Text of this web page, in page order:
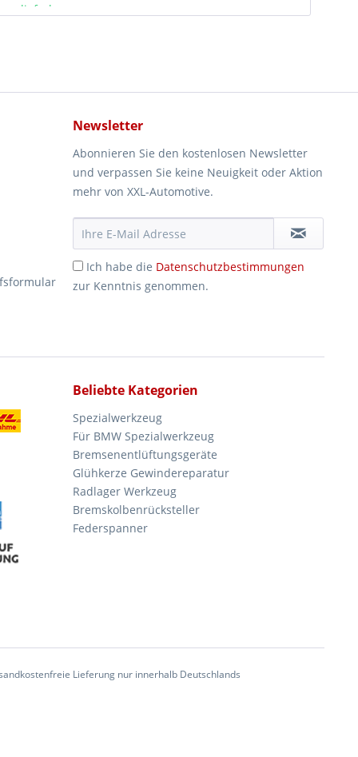
lieferbar
Newsletter
Abonnieren Sie den kostenlosen Newsletter
und verpassen Sie keine Neuigkeit oder Aktion
mehr von XXL-Automotive.
Ich habe die Datenschutzbestimmungen
zur Kenntnis genommen.
Beliebte Kategorien
Spezialwerkzeug
Für BMW Spezialwerkzeug
Bremsenentlüftungsgeräte
Glühkerze Gewindereparatur
Radlager Werkzeug
Bremskolbenrücksteller
Federspanner
Lieferung nur innerhalb Deutschlands